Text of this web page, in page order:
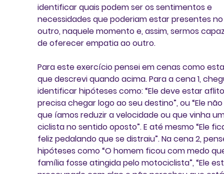
identificar quais podem ser os sentimentos e
necessidades que poderiam estar presentes
outro, naquele momento e, assim, sermos
de oferecer empatia ao outro.
Para este exercício pensei em cenas como
que descrevi quando acima. Para a cena 1,
identificar hipóteses como: “Ele deve estar
precisa chegar logo ao seu destino”, ou “Ele
que íamos reduzir a velocidade ou que vinha
ciclista no sentido oposto”. E até mesmo “Ele
feliz pedalando que se distraiu”. Na cena 2,
hipóteses como “O homem ficou com medo
família fosse atingida pelo motociclista”, “Ele